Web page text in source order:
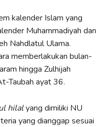
kalender Islam yang
Muhammadiyah dan
Nahdlatul Ulama.
memberlakukan bulan-
hingga Zulhijah
Taubah ayat 36.
hilalyang dimiliki NU
yang dianggap sesuai